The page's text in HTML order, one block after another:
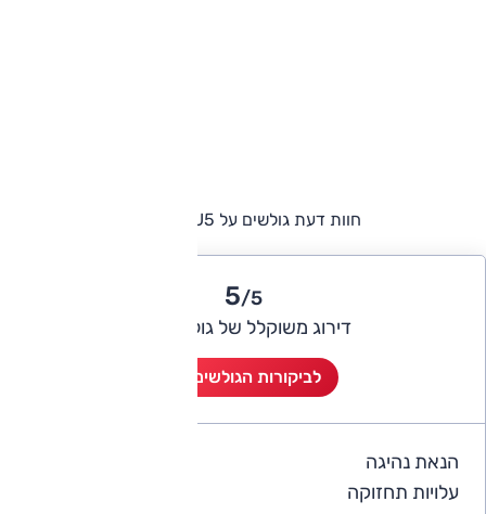
חוות דעת גולשים על AIWAYS U5
5/5
דירוג משוקלל של גולשי אוטו
לביקורות הגולשים (7)
הנאת נהיגה
עלויות תחזוקה